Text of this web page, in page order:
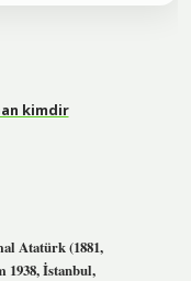
kimdir
Atatürk (1881,
1938, İstanbul,